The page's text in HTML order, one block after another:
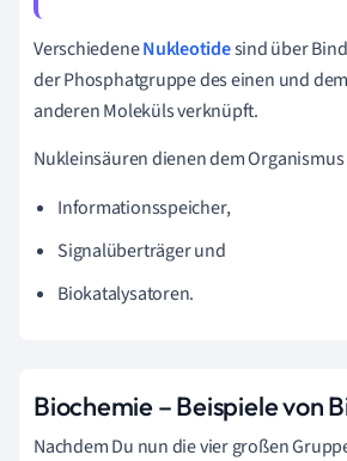
VerschiedeneNukleotidesind über
der Phosphatgruppe des einen und
anderen Moleküls verknüpft.
Nukleinsäuren dienen dem Organismus
Informationsspeicher,
Signalüberträger und
Biokatalysatoren.
Biochemie – Beispiele von
Nachdem Du nun die vier großen